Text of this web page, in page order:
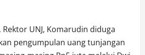
Rektor UNJ, Komarudin diduga
pengumpulan uang tunjangan